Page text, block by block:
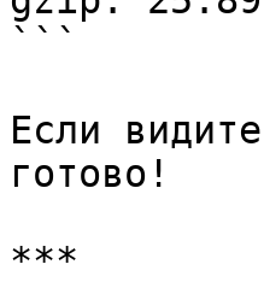
```
Если
готово!
***